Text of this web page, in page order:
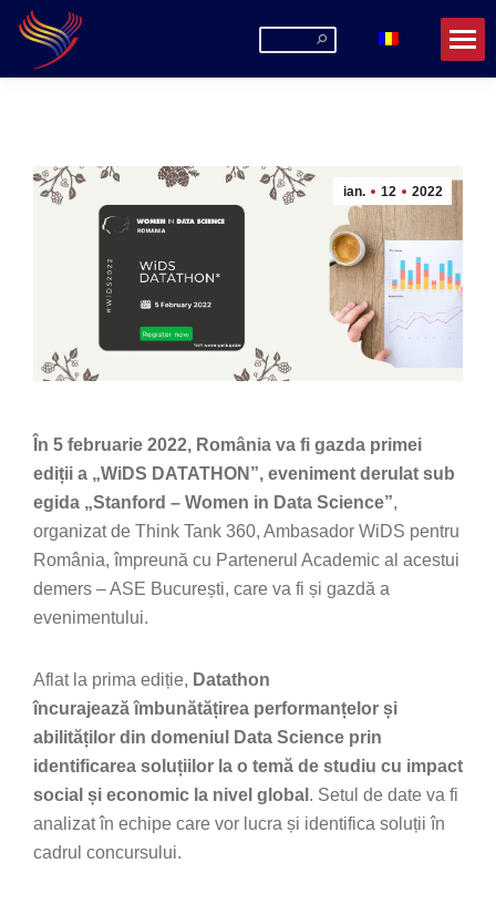
Search:
ian. 12 2022
În 5 februarie 2022, România va fi gazda primei
ediții a „WiDS DATATHON”, eveniment derulat sub
egida „Stanford – Women in Data Science”,
organizat de Think Tank 360, Ambasador WiDS pentru
România, împreună cu Partenerul Academic al acestui
demers – ASE București, care va fi și gazdă a
evenimentului.
Aflat la prima ediție, Datathon
încurajează îmbunătățirea performanțelor și
abilităților din domeniul Data Science prin
identificarea soluțiilor la o temă de studiu cu impact
social și economic la nivel global . Setul de date va fi
analizat în echipe care vor lucra și identifica soluții în
cadrul concursului.